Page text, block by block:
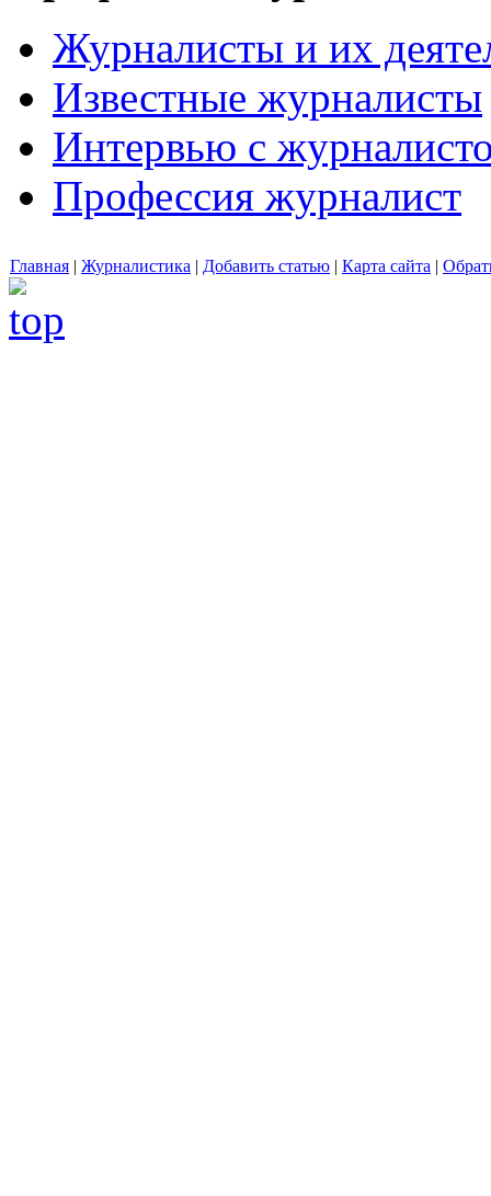
Журналисты и их
Известные журналисты
Интервью с
Профессия журналист
Главная | Журналистика | Добавить статью | Карта сайта |